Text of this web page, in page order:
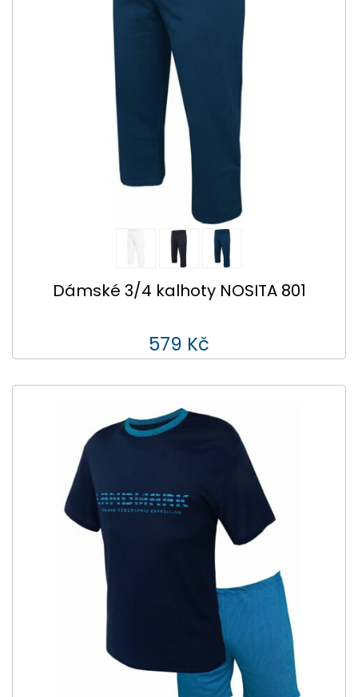
Dámské 3/4 kalhoty NOSITA 801
579 Kč